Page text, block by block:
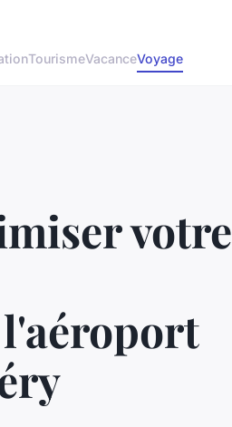
TourismeVacanceVoyage
votre